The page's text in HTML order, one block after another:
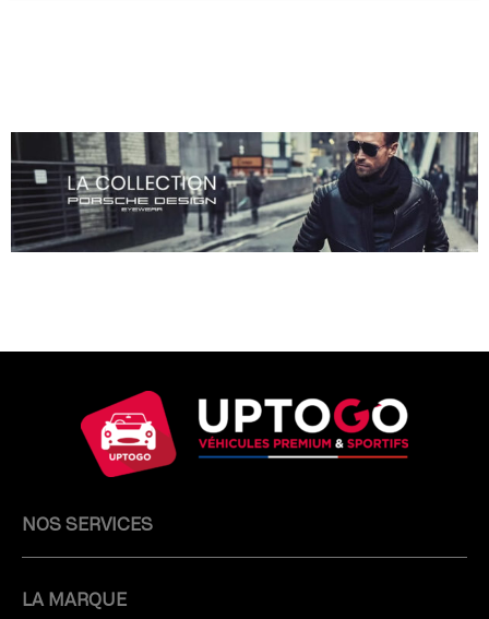
NOS SERVICES
LA MARQUE